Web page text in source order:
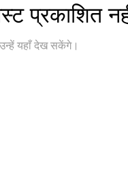
प्रकाशित
यहाँ देख सकेंगे।